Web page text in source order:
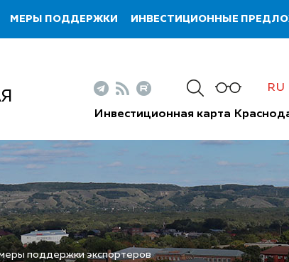
МЕРЫ ПОДДЕРЖКИ ИНВЕСТИЦИОННЫЕ
RU
Инвестиционная карта
поддержки экспортеров